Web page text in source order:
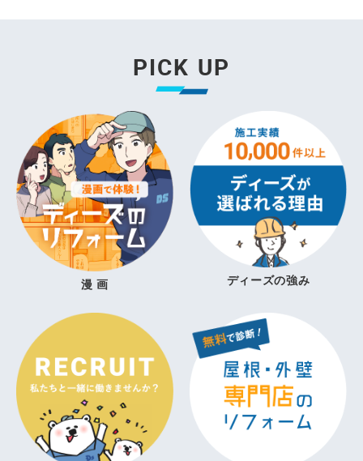
PICK UP
漫 画 ディーズの強み